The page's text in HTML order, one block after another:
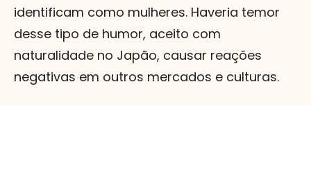
identificam como mulheres. Haveria temor
desse tipo de humor, aceito com
naturalidade no Japão, causar reações
negativas em outros mercados e culturas.